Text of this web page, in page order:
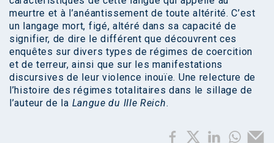
meurtre et à l’anéantissement de toute altérité. C’est
un langage mort, figé, altéré dans sa capacité de
signifier, de dire le différent que découvrent ces
enquêtes sur divers types de régimes de coercition
et de terreur, ainsi que sur les manifestations
discursives de leur violence inouïe. Une relecture de
l’histoire des régimes totalitaires dans le sillage de
l’auteur de la Langue du IIIe Reich.